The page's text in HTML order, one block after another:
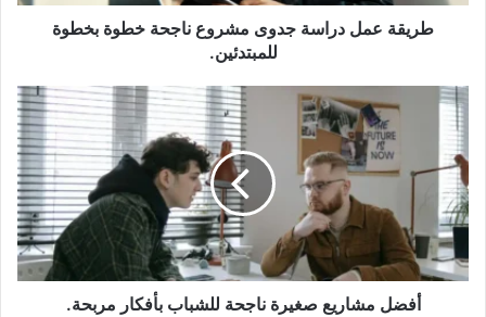
طريقة عمل دراسة جدوى مشروع ناجحة خطوة بخطوة
للمبتدئين.
أفضل
مشاريع
صغيرة
ناجحة
للشباب
بأفكار
مربحة.
أفضل مشاريع صغيرة ناجحة للشباب بأفكار مربحة.